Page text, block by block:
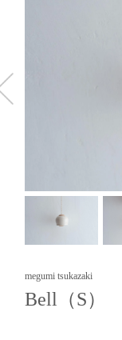
megumi tsukazaki
Bell（S）